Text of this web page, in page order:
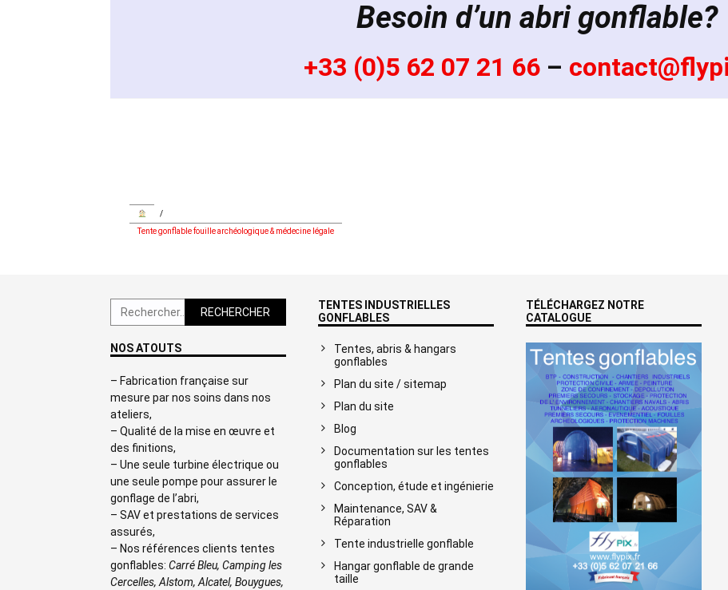
Besoin d’un abri gonflable?
+33 (0)5 62 07 21 66 –
/
Tente gonflable fouille archéologique & médecine légale
Rechercher :
NOS ATOUTS
– Fabrication française sur
mesure par nos soins dans nos
ateliers,
– Qualité de la mise en œuvre et
des finitions,
– Une seule turbine électrique ou
une seule pompe pour assurer le
gonflage de l’abri,
– SAV et prestations de services
assurés,
– Nos références clients tentes
gonflables: Carré Bleu, Camping les
Cercelles, Alstom, Alcatel, Bouygues,
TENTES INDUSTRIELLES
GONFLABLES
Tentes, abris & hangars
gonflables
Plan du site / sitemap
Plan du site
Blog
Documentation sur les tentes
gonflables
Conception, étude et ingénierie
Maintenance, SAV &
Réparation
Tente industrielle gonflable
Hangar gonflable de grande
taille
TÉLÉCHARGEZ NOTRE
CATALOGUE